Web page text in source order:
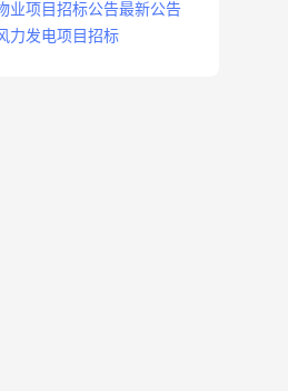
业项目招标公告最新公告
力发电项目招标